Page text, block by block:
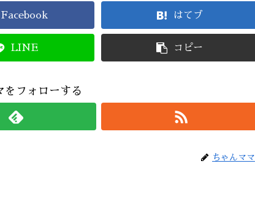
Facebook はてブ
LINE コピー
をフォローする
ちゃんママ